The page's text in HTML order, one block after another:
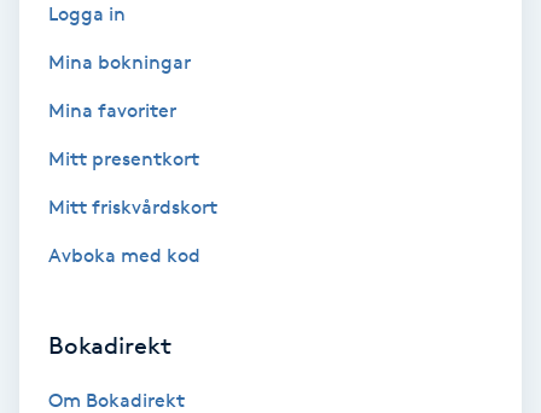
Naglar borttagning
Naprapati
Logga in
Mina bokningar
Mina favoriter
Mitt presentkort
Mitt friskvårdskort
Avboka med kod
Bokadirekt
Om Bokadirekt